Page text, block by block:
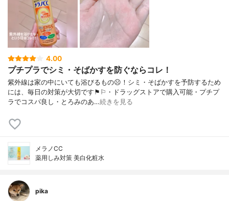
4.00
プチプラでシミ・そばかすを防ぐならコレ！
紫外線は家の中にいても浴びるもの☹︎！シミ・そばかすを予防するため
には、毎日の対策が大切です⚑︎⚐︎・ドラッグストアで購入可能・プチプ
ラでコスパ良し・とろみのあ…続きを見る
メラノCC
薬用しみ対策 美白化粧水
pika